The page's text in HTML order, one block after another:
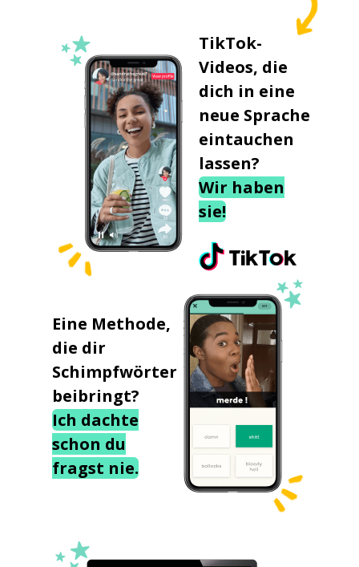
TikTok-
Videos, die
dich in eine
neue Sprache
eintauchen
lassen?
Wir haben
sie!
Eine Methode,
die dir
Schimpfwörter
beibringt?
Ich dachte
schon du
fragst nie.